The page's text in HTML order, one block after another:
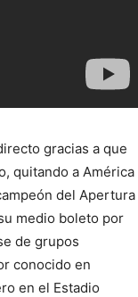
gracias a que
quitando a América
del Apertura
medio boleto por
de grupos
conocido en
en el Estadio